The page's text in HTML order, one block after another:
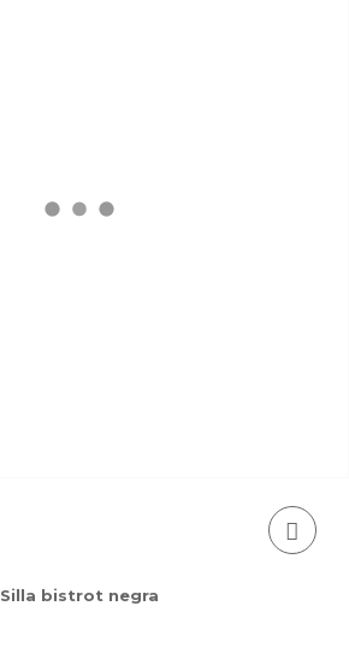
Silla bistrot negra